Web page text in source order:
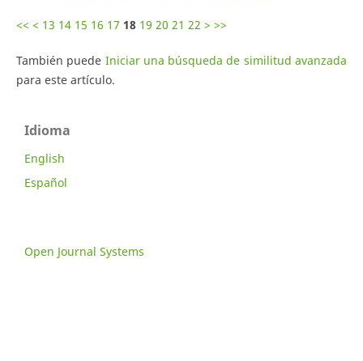
<< < 13 14 15 16 17 18 19 20 21 22 > >>
También puede Iniciar una búsqueda de similitud avanzada
para este artículo.
Idioma
English
Español
Open Journal Systems